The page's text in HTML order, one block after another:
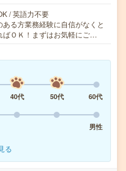
/ 英語力不要
ある方業務経験に自信がなくと
ばＯＫ！まずはお気軽にご…
40代 50代
60代
男性
る